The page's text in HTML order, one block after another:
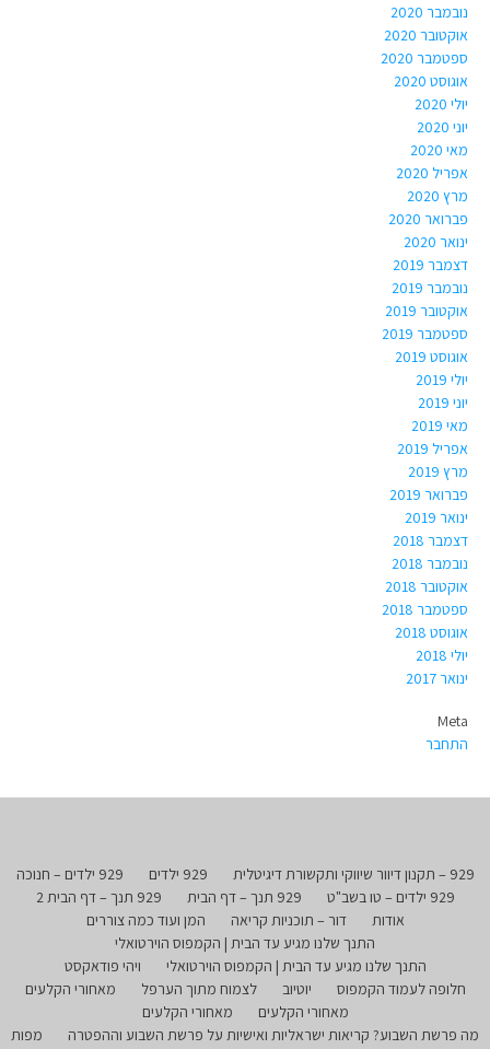
נובמבר 2020
אוקטובר 2020
ספטמבר 2020
אוגוסט 2020
יולי 2020
יוני 2020
מאי 2020
אפריל 2020
מרץ 2020
פברואר 2020
ינואר 2020
דצמבר 2019
נובמבר 2019
אוקטובר 2019
ספטמבר 2019
אוגוסט 2019
יולי 2019
יוני 2019
מאי 2019
אפריל 2019
מרץ 2019
פברואר 2019
ינואר 2019
דצמבר 2018
נובמבר 2018
אוקטובר 2018
ספטמבר 2018
אוגוסט 2018
יולי 2018
ינואר 2017
Meta
התחבר
929 – תקנון דיוור שיווקי ותקשורת דיגיטלית 929 ילדים
929 ילדים – חנוכה
929 ילדים – טו בשב"ט
929 תנך – דף הבית
929 תנך – דף הבית 2
אודות
דור – תוכניות קריאה
המן ועוד כמה צוררים
התנך שלנו מגיע עד הבית | הקמפוס הוירטואלי
התנך שלנו מגיע עד הבית | הקמפוס הוירטואלי
ויהי פודאקסט
חלופה לעמוד הקמפוס
יוטיוב לצמוח מתוך הערפל
מאחורי הקלעים
מאחורי הקלעים
מאחורי הקלעים
מה פרשת השבוע? קריאות ישראליות ואישיות על פרשת השבוע וההפטרה
מפות